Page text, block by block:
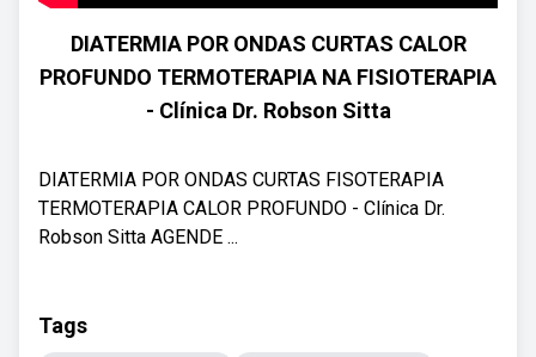
DIATERMIA POR ONDAS CURTAS CALOR
PROFUNDO TERMOTERAPIA NA FISIOTERAPIA
- Clínica Dr. Robson Sitta
DIATERMIA POR ONDAS CURTAS FISOTERAPIA
TERMOTERAPIA CALOR PROFUNDO - Clínica Dr.
Robson Sitta AGENDE ...
Tags